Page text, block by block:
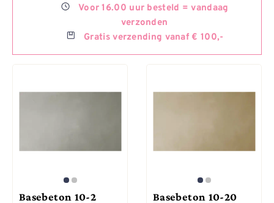
Voor 16.00 uur besteld =vandaag
verzonden
Gratisverzending vanaf € 100,-
Basebeton 10-2 Basebeton 10-20